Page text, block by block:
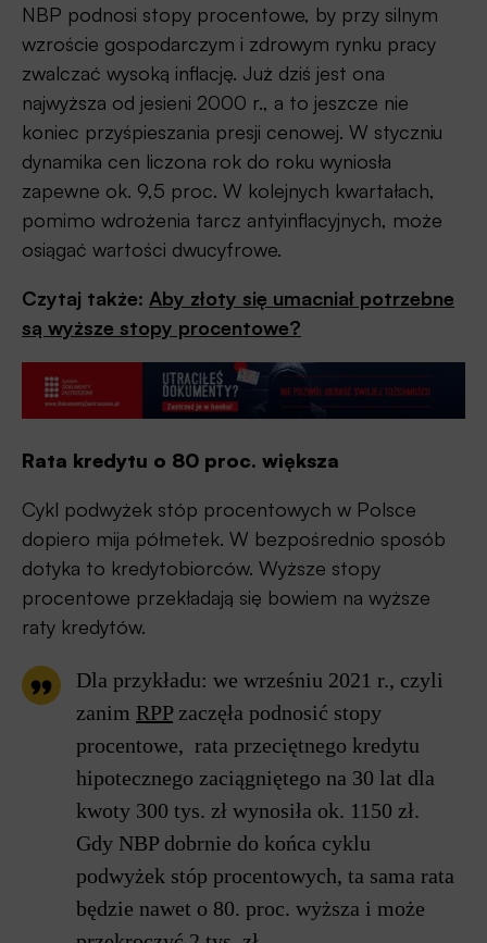
NBP podnosi stopy procentowe, by przy silnym
wzroście gospodarczym i zdrowym rynku pracy
zwalczać wysoką inflację. Już dziś jest ona
najwyższa od jesieni 2000 r., a to jeszcze nie
koniec przyśpieszania presji cenowej. W styczniu
dynamika cen liczona rok do roku wyniosła
zapewne ok. 9,5 proc. W kolejnych kwartałach,
pomimo wdrożenia tarcz antyinflacyjnych, może
osiągać wartości dwucyfrowe.
Czytaj także: Aby złoty się umacniał potrzebne
są wyższe stopy procentowe?
Rata kredytu o 80 proc. większa
Cykl podwyżek stóp procentowych w Polsce
dopiero mija półmetek. W bezpośrednio sposób
dotyka to kredytobiorców. Wyższe stopy
procentowe przekładają się bowiem na wyższe
raty kredytów.
Dla przykładu: we wrześniu 2021 r., czyli
zanim RPP zaczęła podnosić stopy
procentowe, rata przeciętnego kredytu
hipotecznego zaciągniętego na 30 lat dla
kwoty 300 tys. zł wynosiła ok. 1150 zł.
Gdy NBP dobrnie do końca cyklu
podwyżek stóp procentowych, ta sama rata
będzie nawet o 80. proc. wyższa i może